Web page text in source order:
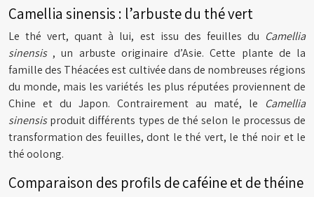
Camellia sinensis : l’arbuste du thé vert
Le thé vert, quant à lui, est issu des feuilles du Camellia
sinensis , un arbuste originaire d’Asie. Cette plante de la
famille des Théacées est cultivée dans de nombreuses régions
du monde, mais les variétés les plus réputées proviennent de
Chine et du Japon. Contrairement au maté, le Camellia
sinensisproduit différents types de thé selon le processus de
transformation des feuilles, dont le thé vert, le thé noir et le
thé oolong.
Comparaison des profils de caféine et de théine